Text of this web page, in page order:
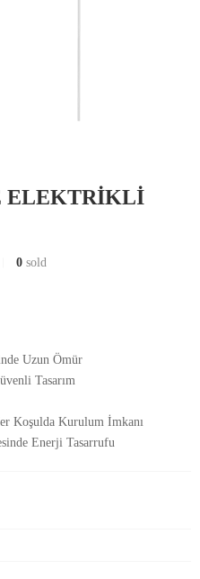
ELEKTRİKLİ
0 sold
Uzun Ömür
Tasarım
Koşulda Kurulum İmkanı
Enerji Tasarrufu